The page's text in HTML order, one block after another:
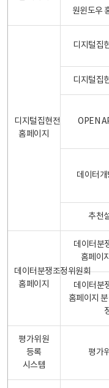
원윈도우
디지털집현전
홈페이지
디지털집
디지털집
OPEN
데이터
추천
데이터분쟁조정위원회
홈페이지
데이터분
홈페이
데이터분
홈페이지
평가위원
등록
시스템
평가